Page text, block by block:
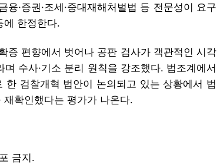
재확인했다는 평가가 나온다.
금지.
운 결과 [건강!톡]